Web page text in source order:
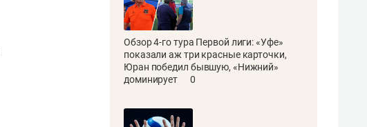
Обзор 4-го тура Первой лиги: «Уфе»
показали аж три красные карточки,
Юран победил бывшую, «Нижний»
доминирует
0